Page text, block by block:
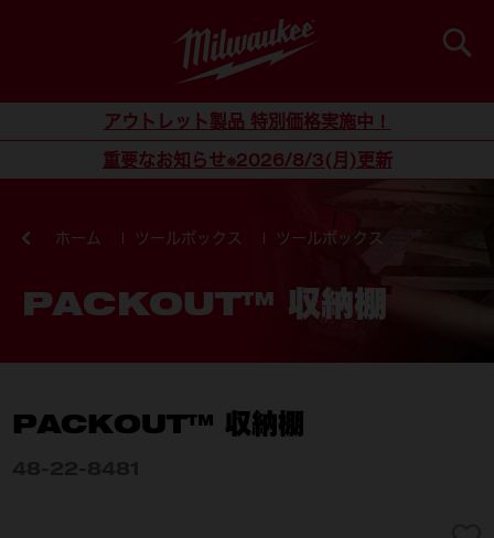
検索
コンテンツにスキップアウトレット製品 特別価格実施中！
重要なお知らせ※2026/8/3(月)更新
ホーム ツールボックス ツールボックス
PACKOUT™ 収納棚
PACKOUT™ 収納棚